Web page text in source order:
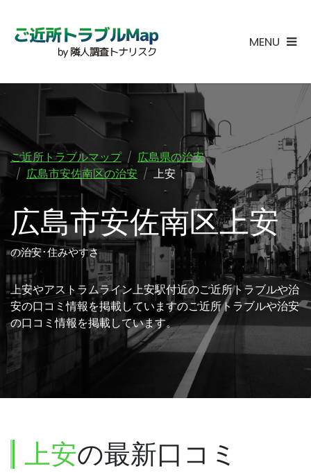
MENU
ご近所トラブルマップ
広島県の治安
広島市安佐南区の治安
上安
広島市安佐南区上安
の治安･住みやすさ
上安やアストラムライン上安駅付近のご近所トラブルや治
安の口コミ情報を掲載していますのご近所トラブルや治安
の口コミ情報を掲載しています。
上安の最新口コミ